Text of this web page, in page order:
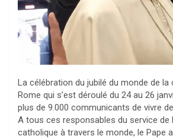
La célébration du jubilé du monde de
Rome qui s’est déroulé du 24 au 26
plus de 9.000 communicants de vivre
A tous ces responsables du service de
catholique à travers le monde, le Pape